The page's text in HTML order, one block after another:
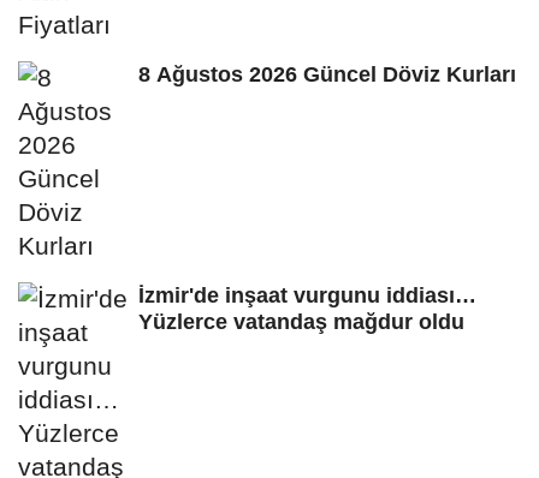
8 Ağustos 2026 Güncel Döviz Kurları
İzmir'de inşaat vurgunu iddiası…
Yüzlerce vatandaş mağdur oldu